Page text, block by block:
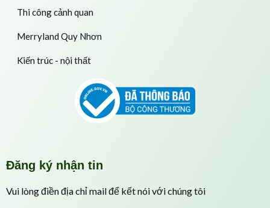
Thi công cảnh quan
Merryland Quy Nhơn
Kiến trúc - nội thất
Đăng ký nhận tin
Vui lòng điền địa chỉ mail để kết nói với chúng tôi